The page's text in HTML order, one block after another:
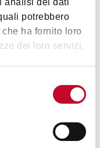
analisi dei dati
potrebbero
ha fornito loro
dei loro servizi.